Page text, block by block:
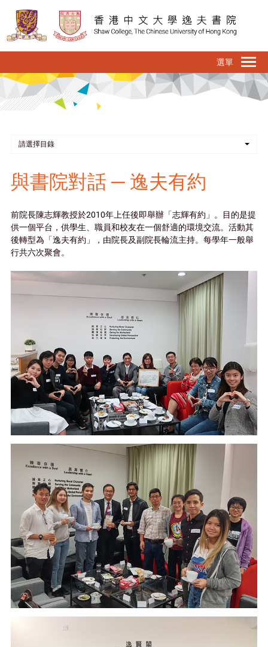
請選擇目錄
與書院對話 ─ 逸夫有約
前院長陳志輝教授於2010年上任後即舉辦「志輝有約」。目的是提
供一個平台，供學生、職員和校友在一個舒適的環境交流。活動其
後轉型為「逸夫有約」，由院長及副院長輪流主持。每學年一般舉
行共六次聚會。